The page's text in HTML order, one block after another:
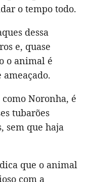
o tempo todo.
dessa
e, quase
o animal é
ameaçado.
Noronha, é
tubarões
sem que haja
que o animal
com a